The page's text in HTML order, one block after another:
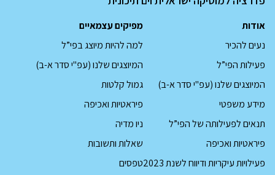
אודות
נעים להכיר
פעילות הפי”ל
המיוצגים שלנו (עפ"י סדר א-ב)
מידע משפטי
תנאים לפעילותה של הפי”ל
פיראטיות ואכיפה
פעילויות עיקריות ודיווח לשנת 2023
קובץ
מפיקים עצמאיים
למה להיות מיוצג בפי”ל
המיוצגים שלנו (עפ"י סדר א-ב)
גמול קלטות
פיראטיות ואכיפה
ניו מדיה
שאלות ותשובות
טפסים